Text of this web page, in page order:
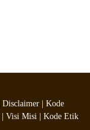
Disclaimer
Kode
Visi Misi
Kode Etik